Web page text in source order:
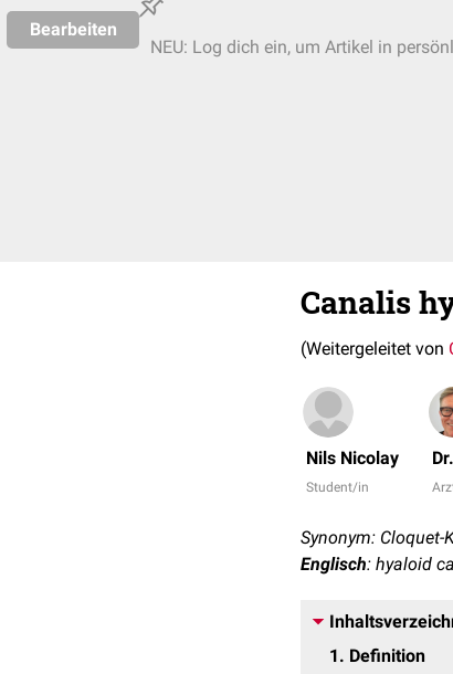
Bearbeiten
NEU: Log dich ein, um Artikel in
Canalis
(Weitergeleitet von
Nils Nicolay
Student/in
Synonym:
Englisch: hyaloid
1
Definition